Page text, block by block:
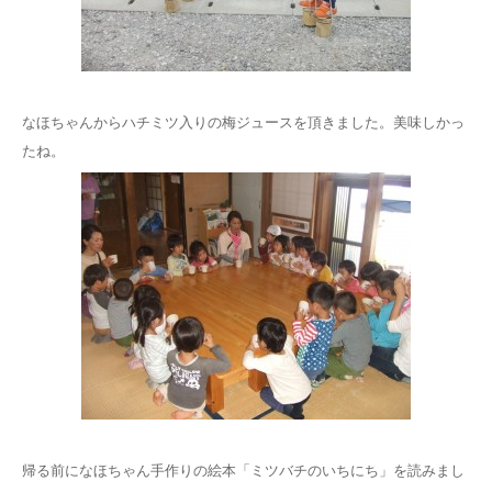
なほちゃんからハチミツ入りの梅ジュースを頂きました。美味しかっ
たね。
帰る前になほちゃん手作りの絵本「ミツバチのいちにち」を読みまし